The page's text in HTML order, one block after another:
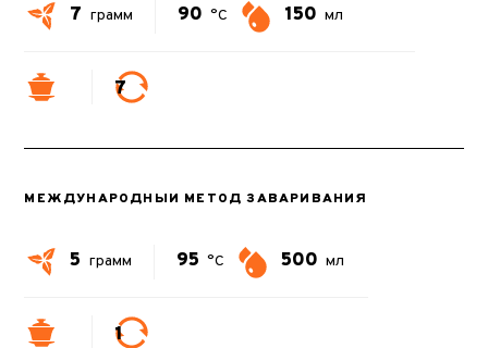
7 грамм 90 °C 150 мл
7
МЕЖДУНАРОДНЫЙ МЕТОД ЗАВАРИВАНИЯ
5 грамм 95 °C 500 мл
1